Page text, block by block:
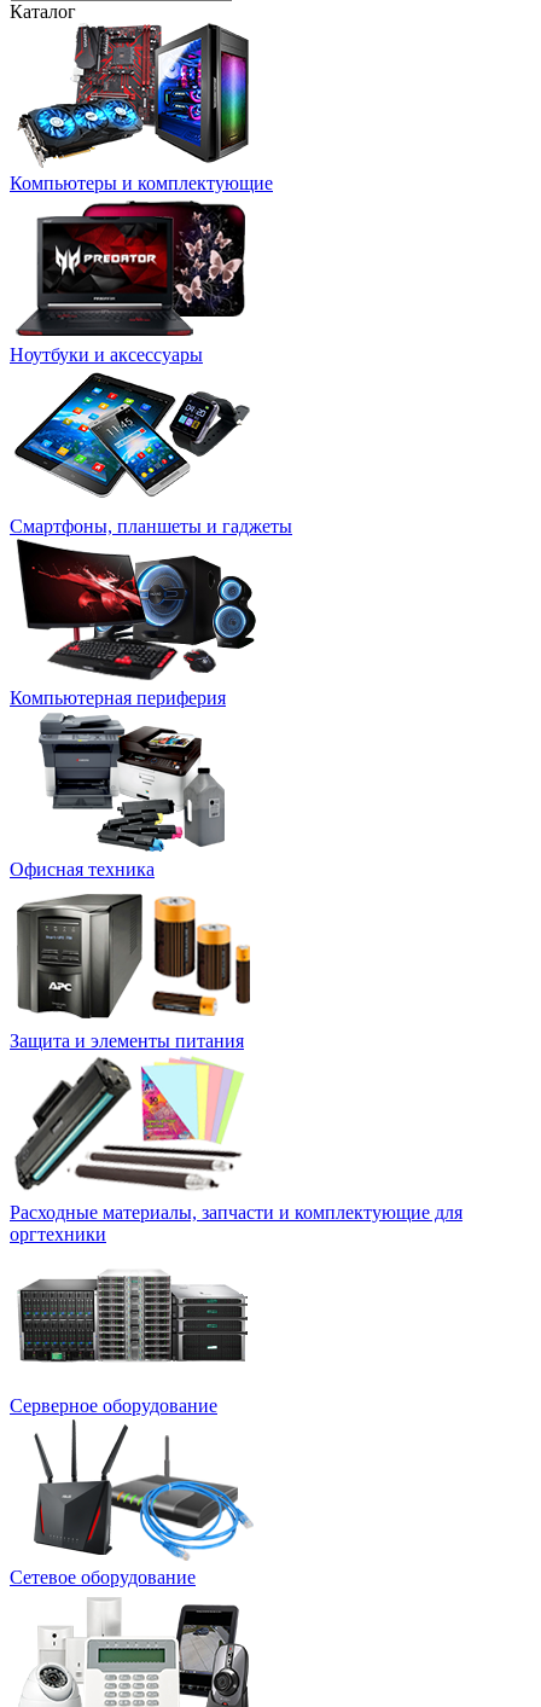
Каталог
Компьютеры и комплектующие
Ноутбуки и аксессуары
Смартфоны, планшеты и гаджеты
Компьютерная периферия
Офисная техника
Защита и элементы питания
Расходные материалы, запчасти и комплектующие для
оргтехники
Серверное оборудование
Сетевое оборудование